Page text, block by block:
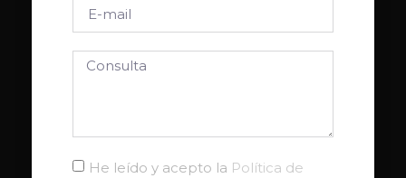
He leído y acepto la Política de